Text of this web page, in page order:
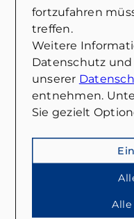
fortzufahren
treffen.
Weitere
Datenschutz und
unserer
entnehmen.
Sie gezielt